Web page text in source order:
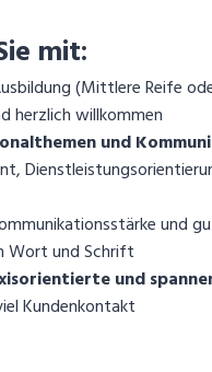
mit:
(Mittlere Reife
herzlich willkommen
und
und
Wort und Schrift
und
Kundenkontakt